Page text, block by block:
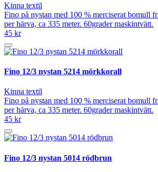
Kinna textil
Fino på nystan med 100 % merciserat bomull
per härva, ca 335 meter. 60grader maskintvätt.
45 kr
Fino 12/3 nystan 5214 mörkkorall
Kinna textil
Fino på nystan med 100 % merciserat bomull
per härva, ca 335 meter. 60grader maskintvätt.
45 kr
Fino 12/3 nystan 5014 rödbrun